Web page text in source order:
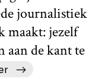
journalistiek
maakt: jezelf
aan de kant te